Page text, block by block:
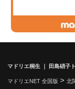
マドリエ桐生 ｜ 田島硝子
マドリエNET 全国版 > 北